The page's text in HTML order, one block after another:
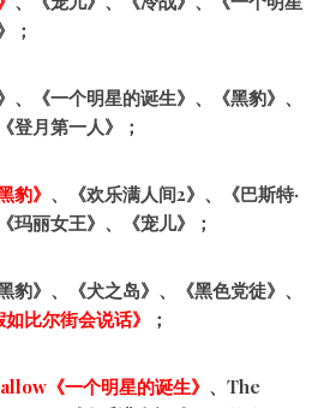
；
、《一个明星的诞生》、《黑豹》、
登月第一人》；
豹》 、《欢乐满人间2》、《巴斯特·
玛丽女王》、《宠儿》；
豹》‌、《犬之岛》、《黑色党徒》、
如比尔街会说话》 ；
《一个明星的诞生》 、The